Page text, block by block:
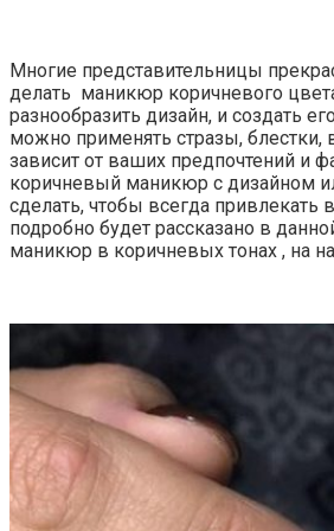
Многие представительницы
делать маникюр коричневого
разнообразить дизайн, и создать
можно применять стразы, блестки,
зависит от ваших предпочтений и
коричневый маникюр с дизайном
сделать, чтобы всегда
подробно будет рассказано в
маникюр в коричневых тонах , на